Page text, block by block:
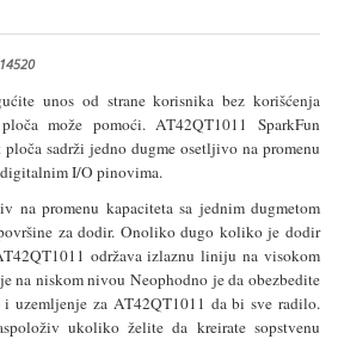
unos od strane korisnika bez korišćenja
može pomoći. AT42QT1011 SparkFun
sadrži jedno dugme osetljivo na promenu
I/O pinovima.
na promenu kapaciteta sa jednim dugmetom
za dodir. Onoliko dugo koliko je dodir
održava izlaznu liniju na visokom
na niskom nivou Neophodno je da obezbedite
uzemljenje za AT42QT1011 da bi sve radilo.
ukoliko želite da kreirate sopstvenu